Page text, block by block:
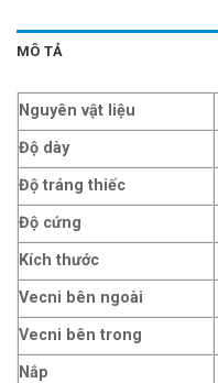
MÔ TẢ
Nguyên vật liệu
Độ dày
Độ tráng thiếc
Độ cứng
Kích thước
Vecni bên ngoài
Vecni bên trong
Nắp